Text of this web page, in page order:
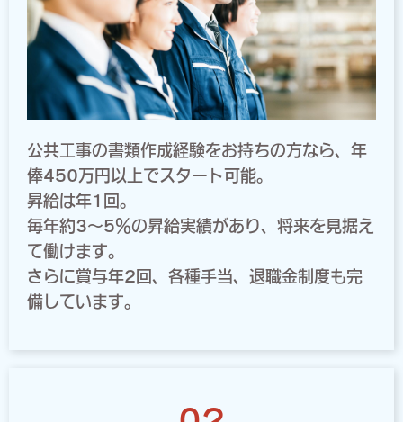
公共工事の書類作成経験をお持ちの方なら、年
俸450万円以上でスタート可能。
昇給は年1回。
毎年約3～5％の昇給実績があり、将来を見据え
て働けます。
さらに賞与年2回、各種手当、退職金制度も完
備しています。